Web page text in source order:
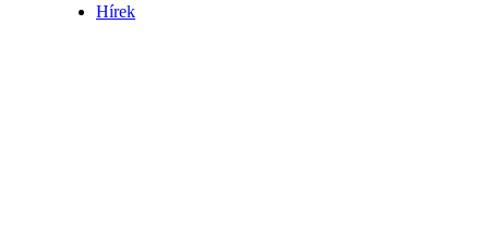
Hírek